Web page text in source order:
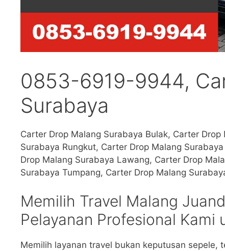
0853-6919-9944,
Surabaya
Carter Drop Malang Surabaya Bulak, Carter
Surabaya Rungkut, Carter Drop Malang
Drop Malang Surabaya Lawang, Carter Drop
Surabaya Tumpang, Carter Drop Malang
Memilih Travel Malang
Pelayanan Profesional Kami
Memilih layanan travel bukan keputusan